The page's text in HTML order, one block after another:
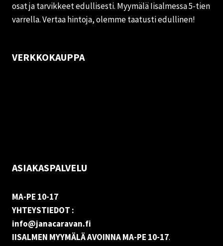
osat ja tarvikkeet edullisesti. Myymälä Iisalmessa 5-tien
varrella. Vertaa hintoja, olemme taatusti edullinen!
VERKKOKAUPPA
ASIAKASPALVELU
MA-PE 10-17
YHTEYSTIEDOT :
info@janacaravan.fi
IISALMEN MYYMÄLÄ AVOINNA MA-PE 10-17.